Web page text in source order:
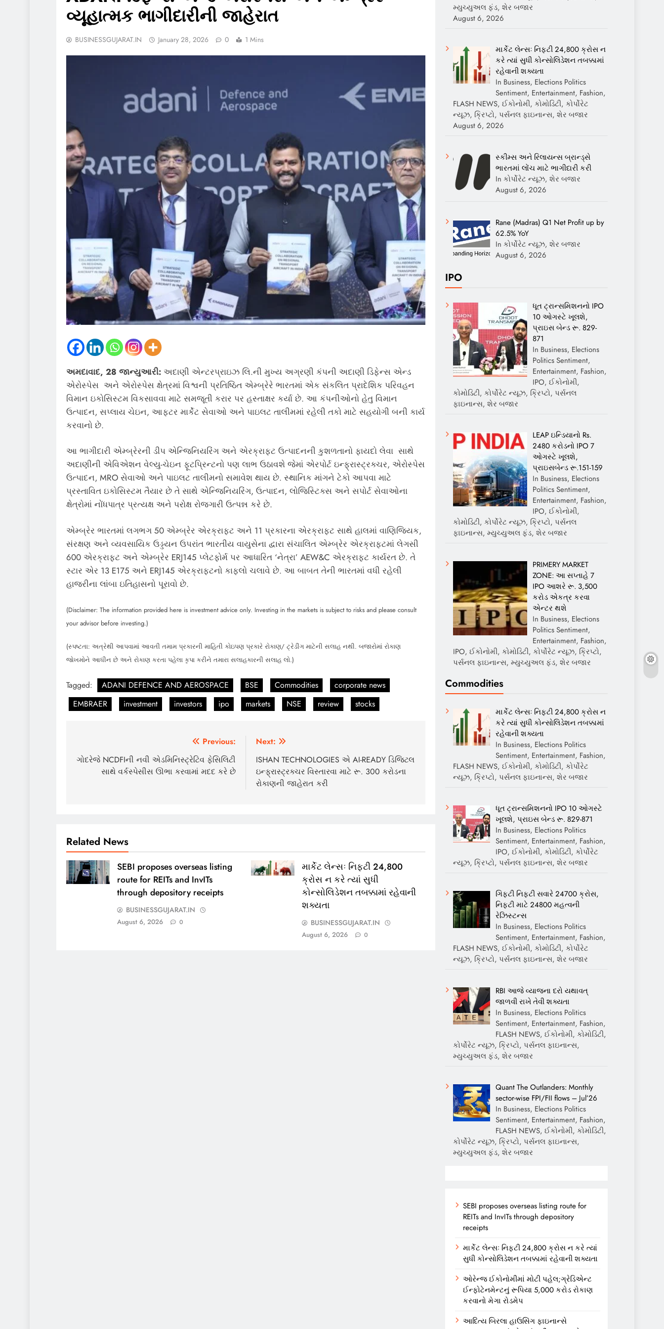
વ્યૂહાત્મક ભાગીદારીની જાહેરાત
BUSINESSGUJARAT.IN January 28, 2026 0 1 Mins
અમદાવાદ, 28 જાન્યુઆરી: અદાણી એન્ટરપ્રાઇઝ લિ.ની મુખ્ય અગ્રણી કંપની અદાણી ડિફેન્સ એન્ડ
એરોસ્પેસ અને એરોસ્પેસ ક્ષેત્રમાં વિશ્વની પ્રતિષ્ઠિત એમ્બ્રેરે ભારતમાં એક સંકલિત પ્રાદેશિક પરિવહન
વિમાન ઇકોસિસ્ટમ વિકસાવવા માટે સમજૂતી કરાર પર હસ્તાક્ષર કર્યા છે. આ કંપનીઓનો હેતુ વિમાન
ઉત્પાદન, સપ્લાય ચેઇન, આફ્ટર માર્કેટ સેવાઓ અને પાઇલટ તાલીમમાં રહેલી તકો માટે સહયોગી બની કાર્ય
કરવાનો છે.
આ ભાગીદારી એમ્બ્રેરની ડીપ એન્જિનિયરિંગ અને એરક્રાફ્ટ ઉત્પાદનની કુશળતાનો ફાયદો લેવા સાથે
અદાણીની એવિએશન વેલ્યુ-ચેઇન ફૂટપ્રિન્ટનો પણ લાભ ઉઠાવશે જેમાં એરપોર્ટ ઇન્ફ્રાસ્ટ્રક્ચર, એરોસ્પેસ
ઉત્પાદન, MRO સેવાઓ અને પાઇલટ તાલીમનો સમાવેશ થાય છે. સ્થાનિક માંગને ટેકો આપવા માટે
પ્રસ્તાવિત ઇકોસિસ્ટમ તૈયાર છે તે સાથે એન્જિનિયરિંગ, ઉત્પાદન, લોજિસ્ટિક્સ અને સપોર્ટ સેવાઓના
ક્ષેત્રોમાં નોંધપાત્ર પ્રત્યક્ષ અને પરોક્ષ રોજગારી ઉત્પન્ન કરે છે.
એમ્બ્રેર ભારતમાં લગભગ 50 એમ્બ્રેર એરક્રાફ્ટ અને 11 પ્રકારના એરક્રાફ્ટ સાથે હાલમાં વાણિજ્યિક,
સંરક્ષણ અને વ્યવસાયિક ઉડ્ડયન ઉપરાંત ભારતીય વાયુસેના દ્વારા સંચાલિત એમ્બ્રેર એરક્રાફ્ટમાં લેગસી
600 એરક્રાફ્ટ અને એમ્બ્રેર ERJ145 પ્લેટફોર્મ પર આધારિત ‘નેત્રા’ AEW&C એરક્રાફ્ટ કાર્યરત છે. તે
સ્ટાર એર 13 E175 અને ERJ145 એરક્રાફ્ટનો કાફલો ચલાવે છે. આ બાબત તેની ભારતમાં વધી રહેલી
હાજરીના લાંબા ઇતિહાસનો પૂરાવો છે.
(Disclaimer: The information provided here is investment advice only. Investing in the markets is subject to risks and please consult
your advisor before investing.)
(સ્પષ્ટતા: અત્રેથી આપવામાં આવતી તમામ પ્રકારની માહિતી કોઇપણ પ્રકારે રોકાણ/ ટ્રેડીંગ માટેની સલાહ નથી. બજારોમાં રોકાણ
જોખમોને આધીન છે અને રોકાણ કરતા પહેલા કૃપા કરીને તમારા સલાહકારની સલાહ લો.)
Tagged: ADANI DEFENCE AND AEROSPACE BSE Commodities
corporate news
EMBRAER
investment investors ipo markets NSE review stocks
navigation
Previous:
ગોદરેજે NCDFIની નવી એડમિનિસ્ટ્રેટિવ ફેસિલિટી
સાથે વર્કસ્પેસીસ ઊભા કરવામાં મદદ કરે છે
Next:
ISHAN TECHNOLOGIES એ AI-READY ડિજિટલ
ઇન્ફ્રાસ્ટ્રક્ચર વિસ્તારવા માટે રૂ. 300 કરોડના
રોકાણની જાહેરાત કરી
Related News
SEBI proposes overseas listing
route for REITs and InvITs
through depository receipts
BUSINESSGUJARAT.IN
August 6, 2026 0
માર્કેટ લેન્સઃ નિફ્ટી 24,800
ક્રોસ ન કરે ત્યાં સુધી
કોન્સોલિડેશન તબક્કામાં રહેવાની
શક્યતા
BUSINESSGUJARAT.IN
August 6, 2026 0
મ્યુચ્યુઅલ ફંડ, શેર બજાર
August 6, 2026
માર્કેટ લેન્સઃ નિફ્ટી 24,800 ક્રોસ ન
કરે ત્યાં સુધી કોન્સોલિડેશન તબક્કામાં
રહેવાની શક્યતા
In Business, Elections Politics
Sentiment, Entertainment, Fashion,
FLASH NEWS, ઈકોનોમી, કોમોડિટી, કોર્પોરેટ
ન્યૂઝ, ક્રિપ્ટો, પર્સનલ ફાઇનાન્સ, શેર બજાર
August 6, 2026
સ્કીમ્સ અને રિલાયન્સ બ્રાન્ડ્સે
ભારતમાં લોંચ માટે ભાગીદારી કરી
In કોર્પોરેટ ન્યૂઝ, શેર બજાર
August 6, 2026
Rane (Madras) Q1 Net Profit up by
62.5% YoY
In કોર્પોરેટ ન્યૂઝ, શેર બજાર
August 6, 2026
IPO
ધૂત ટ્રાન્સમિશનનો IPO
10 ઓગસ્ટે ખૂલશે,
પ્રાઇસ બેન્ડ રૂ. 829-
871
In Business, Elections
Politics Sentiment,
Entertainment, Fashion,
IPO, ઈકોનોમી,
કોમોડિટી, કોર્પોરેટ ન્યૂઝ, ક્રિપ્ટો, પર્સનલ
ફાઇનાન્સ, શેર બજાર
LEAP ઇન્ડિયાનો Rs.
2480 કરોડનો IPO 7
ઓગસ્ટે ખૂલશે,
પ્રાઇસબેન્ડ રૂ.151-159
In Business, Elections
Politics Sentiment,
Entertainment, Fashion,
IPO, ઈકોનોમી,
કોમોડિટી, કોર્પોરેટ ન્યૂઝ, ક્રિપ્ટો, પર્સનલ
ફાઇનાન્સ, મ્યુચ્યુઅલ ફંડ, શેર બજાર
PRIMERY MARKET
ZONE: આ સપ્તાહે 7
IPO આશરે રૂ. 3,500
કરોડ એકત્ર કરવા
એન્ટર થશે
In Business, Elections
Politics Sentiment,
Entertainment, Fashion,
IPO, ઈકોનોમી, કોમોડિટી, કોર્પોરેટ ન્યૂઝ, ક્રિપ્ટો,
પર્સનલ ફાઇનાન્સ, મ્યુચ્યુઅલ ફંડ, શેર બજાર
Commodities
માર્કેટ લેન્સઃ નિફ્ટી 24,800 ક્રોસ ન
કરે ત્યાં સુધી કોન્સોલિડેશન તબક્કામાં
રહેવાની શક્યતા
In Business, Elections Politics
Sentiment, Entertainment, Fashion,
FLASH NEWS, ઈકોનોમી, કોમોડિટી, કોર્પોરેટ
ન્યૂઝ, ક્રિપ્ટો, પર્સનલ ફાઇનાન્સ, શેર બજાર
ધૂત ટ્રાન્સમિશનનો IPO 10 ઓગસ્ટે
ખૂલશે, પ્રાઇસ બેન્ડ રૂ. 829-871
In Business, Elections Politics
Sentiment, Entertainment, Fashion,
IPO, ઈકોનોમી, કોમોડિટી, કોર્પોરેટ
ન્યૂઝ, ક્રિપ્ટો, પર્સનલ ફાઇનાન્સ, શેર બજાર
ગિફ્ટી નિફ્ટી સવારે 24700 ક્રોસ,
નિફ્ટી માટે 24800 મહત્વની
રેઝિસ્ટન્સ
In Business, Elections Politics
Sentiment, Entertainment, Fashion,
FLASH NEWS, ઈકોનોમી, કોમોડિટી, કોર્પોરેટ
ન્યૂઝ, ક્રિપ્ટો, પર્સનલ ફાઇનાન્સ, શેર બજાર
RBI આજે વ્યાજના દરો યથાવત્
જાળવી રાખે તેવી શક્યતા
In Business, Elections Politics
Sentiment, Entertainment, Fashion,
FLASH NEWS, ઈકોનોમી, કોમોડિટી,
કોર્પોરેટ ન્યૂઝ, ક્રિપ્ટો, પર્સનલ ફાઇનાન્સ,
મ્યુચ્યુઅલ ફંડ, શેર બજાર
Quant The Outlanders: Monthly
sector-wise FPI/FII flows – Jul’26
In Business, Elections Politics
Sentiment, Entertainment, Fashion,
FLASH NEWS, ઈકોનોમી, કોમોડિટી,
કોર્પોરેટ ન્યૂઝ, ક્રિપ્ટો, પર્સનલ ફાઇનાન્સ,
મ્યુચ્યુઅલ ફંડ, શેર બજાર
SEBI proposes overseas listing route for
REITs and InvITs through depository
receipts
માર્કેટ લેન્સઃ નિફ્ટી 24,800 ક્રોસ ન કરે ત્યાં
સુધી કોન્સોલિડેશન તબક્કામાં રહેવાની શક્યતા
ઓરેન્જ ઈકોનોમીમાં મોટી પહેલ;ગ્રેડિએન્ટ
ઈન્ફોટેનમેન્ટનું રૂપિયા 5,000 કરોડ રોકાણ
કરવાનો મેગા રોડમેપ
આદિત્ય બિરલા હાઉસિંગ ફાઇનાન્સે